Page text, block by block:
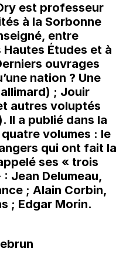
est professeur
à la Sorbonne
entre
Hautes Études et à
ouvrages
nation ? Une
; Jouir
autres voluptés
Il a publié dans la
volumes : le
qui ont fait la
ses « trois
Jean Delumeau,
; Alain Corbin,
; Edgar Morin.